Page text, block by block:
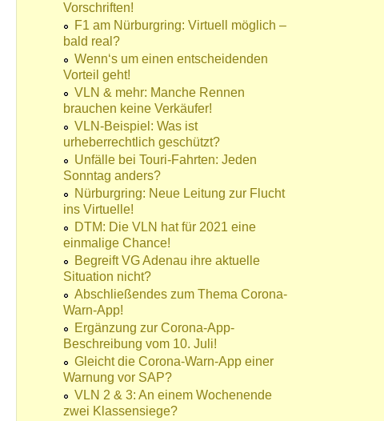
Vorschriften!
F1 am Nürburgring: Virtuell möglich –
bald real?
Wenn‘s um einen entscheidenden
Vorteil geht!
VLN & mehr: Manche Rennen
brauchen keine Verkäufer!
VLN-Beispiel: Was ist
urheberrechtlich geschützt?
Unfälle bei Touri-Fahrten: Jeden
Sonntag anders?
Nürburgring: Neue Leitung zur Flucht
ins Virtuelle!
DTM: Die VLN hat für 2021 eine
einmalige Chance!
Begreift VG Adenau ihre aktuelle
Situation nicht?
Abschließendes zum Thema Corona-
Warn-App!
Ergänzung zur Corona-App-
Beschreibung vom 10. Juli!
Gleicht die Corona-Warn-App einer
Warnung vor SAP?
VLN 2 & 3: An einem Wochenende
zwei Klassensiege?